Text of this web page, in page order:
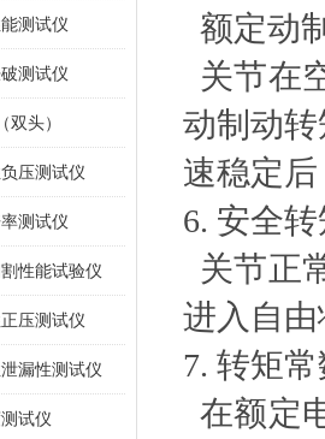
测试仪
测试仪
双头）
压测试仪
测试仪
性能试验仪
压测试仪
漏性测试仪
试仪
额定动
关节在
动制动
速稳定
6. 安全
关节正
进入自
7. 转矩
在额定